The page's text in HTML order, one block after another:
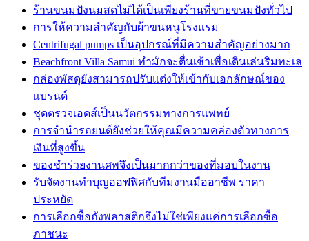
ร้านขนมปังนมสดไม่ได้เป็นเพียงร้านที่ขายขนมปังทั่วไป
การให้ความสำคัญกับผ้าขนหนูโรงแรม
Centrifugal pumps เป็นอุปกรณ์ที่มีความสำคัญอย่างมาก
Beachfront Villa Samui ทำมักจะตื่นเช้าเพื่อเดินเล่นริมทะเล
กล่องพัสดุยังสามารถปรับแต่งให้เข้ากับเอกลักษณ์ของ
แบรนด์
ชุดตรวจเอดส์เป็นนวัตกรรมทางการแพทย์
การจำนำรถยนต์ยังช่วยให้คุณมีความคล่องตัวทางการ
เงินที่สูงขึ้น
ของชำร่วยงานศพจึงเป็นมากกว่าของที่มอบในงาน
รับจัดงานทำบุญออฟฟิศกับทีมงานมืออาชีพ ราคา
ประหยัด
การเลือกซื้อถังพลาสติกจึงไม่ใช่เพียงแค่การเลือกซื้อ
ภาชนะ